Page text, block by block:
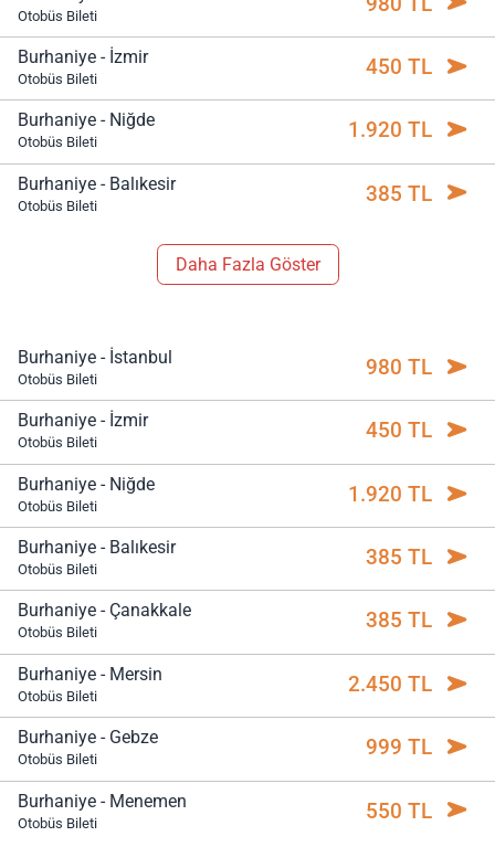
Otobüs Bileti
Burhaniye - İzmir
Otobüs Bileti 450 TL
Burhaniye - Niğde
Otobüs Bileti 1.920 TL
Burhaniye - Balıkesir
Otobüs Bileti 385 TL
Daha Fazla Göster
Burhaniye - İstanbul
Otobüs Bileti 980 TL
Burhaniye - İzmir
Otobüs Bileti 450 TL
Burhaniye - Niğde
Otobüs Bileti 1.920 TL
Burhaniye - Balıkesir
Otobüs Bileti 385 TL
Burhaniye - Çanakkale
Otobüs Bileti 385 TL
Burhaniye - Mersin
Otobüs Bileti 2.450 TL
Burhaniye - Gebze
Otobüs Bileti 999 TL
Burhaniye - Menemen
Otobüs Bileti 550 TL